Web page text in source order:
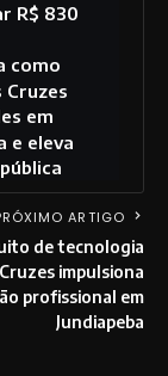
R$ 830
como
em
e eleva
ARTIGO
de tecnologia
impulsiona
profissional em
Jundiapeba